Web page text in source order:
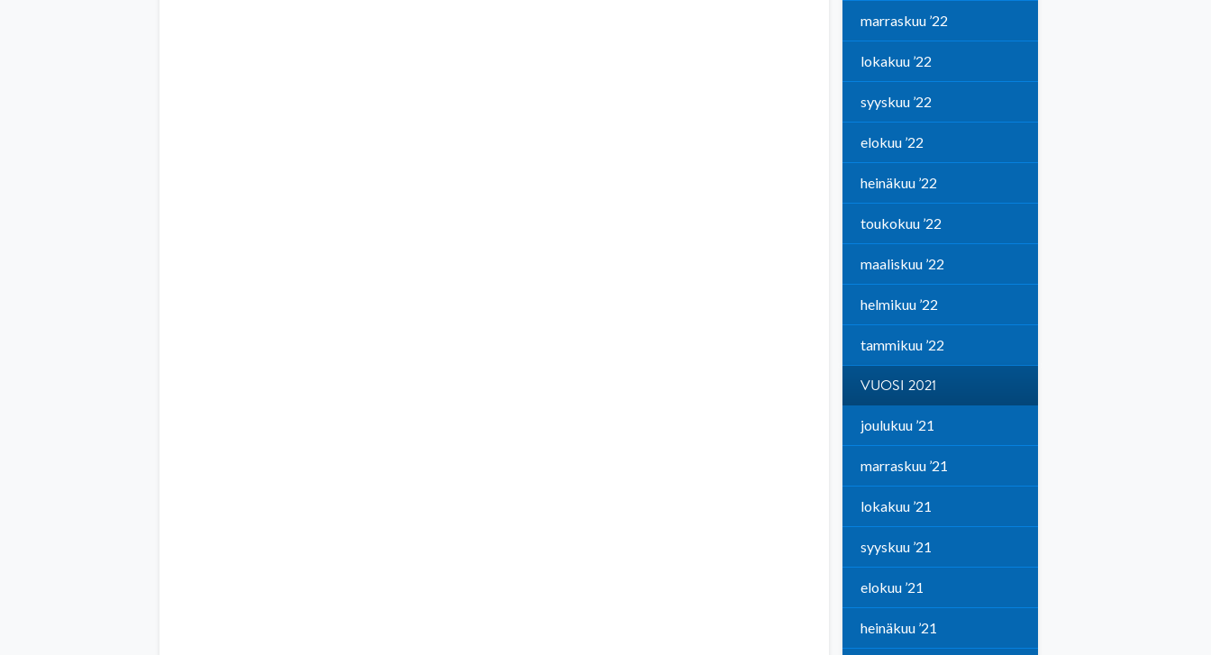
marraskuu ’22
lokakuu ’22
syyskuu ’22
elokuu ’22
heinäkuu ’22
toukokuu ’22
maaliskuu ’22
helmikuu ’22
tammikuu ’22
VUOSI 2021
joulukuu ’21
marraskuu ’21
lokakuu ’21
syyskuu ’21
elokuu ’21
heinäkuu ’21